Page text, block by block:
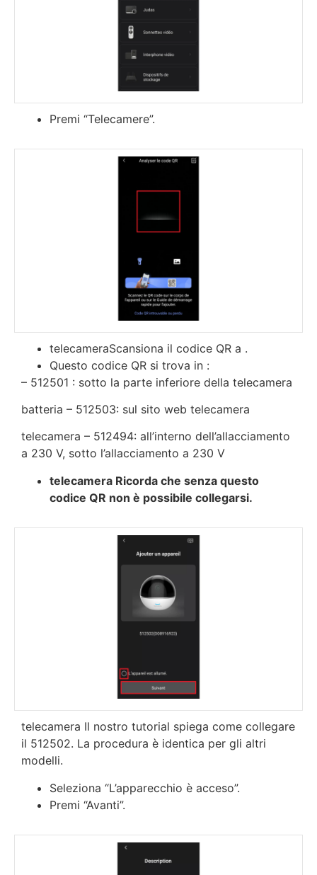
Premi “Telecamere”.
telecameraScansiona il codice QR a .
Questo codice QR si trova in :
– 512501 : sotto la parte inferiore della telecamera
batteria – 512503: sul sito web telecamera
telecamera – 512494: all’interno dell’allacciamento
a 230 V, sotto l’allacciamento a 230 V
telecamera Ricorda che senza questo
codice QR non è possibile collegarsi.
telecamera Il nostro tutorial spiega come collegare
il 512502. La procedura è identica per gli altri
modelli.
Seleziona “L’apparecchio è acceso”.
Premi “Avanti”.